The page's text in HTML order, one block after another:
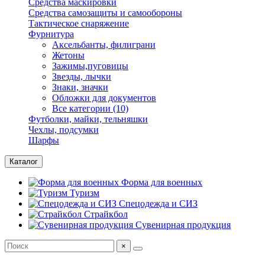
Средства маскировки
Средства самозащиты и самообороны
Тактическое снаряжение
Фурнитура
Аксельбанты, филиграни
Жетоны
Зажимы,пуговицы
Звезды, лычки
Знаки, значки
Обложки для документов
Все категории (10)
Футболки, майки, тельняшки
Чехлы, подсумки
Шарфы
Каталог
Форма для военных
Туризм
Спецодежда и СИЗ
Страйкбол
Сувенирная продукция
×